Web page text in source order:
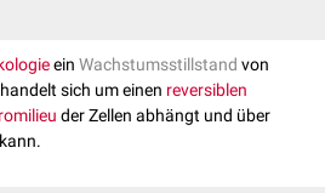
ein Wachstumsstillstand von
sich um einen reversiblen
der Zellen abhängt und über